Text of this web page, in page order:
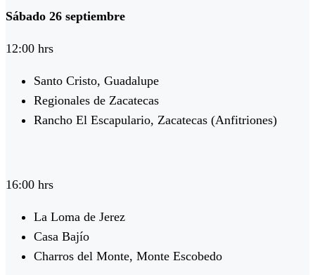
Sábado 26 septiembre
12:00 hrs
Santo Cristo, Guadalupe
Regionales de Zacatecas
Rancho El Escapulario, Zacatecas (Anfitriones)
16:00 hrs
La Loma de Jerez
Casa Bajío
Charros del Monte, Monte Escobedo